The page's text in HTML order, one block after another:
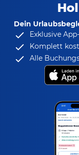
Dein
Exklusive
Komplett
Alle